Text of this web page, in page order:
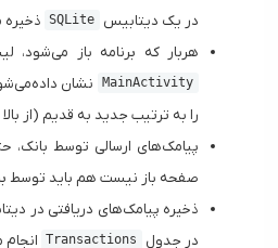
در یک دیتابیس
SQLite
هربار که برنامه باز می‌شود، لیست ۵ تراکنش
MainActivity
را به ترتیب جدید به قدیم (از
پیامک‌های ارسالی توسط بانک،
صفحه باز نیست هم باید توسط
ذخیره پیامک‌های دریافتی در
در جدول
Transactions